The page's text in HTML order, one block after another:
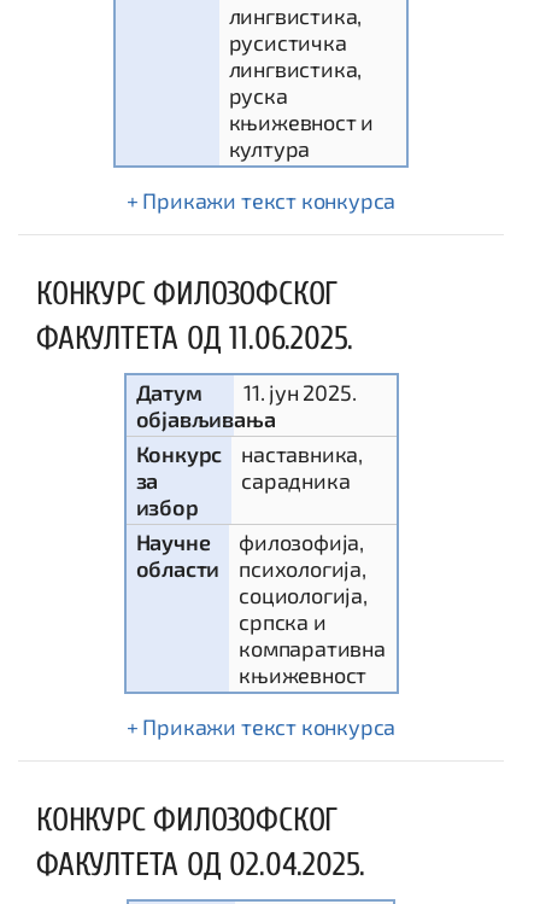
лингвистика,
русистичка
лингвистика,
руска
књижевност и
култура
текст конкурса
КОНКУРС ФИЛОЗОФСКОГ
ФАКУЛТЕТА ОД 11.06.2025.
Датум
објављивања
11. јун 2025.
Конкурс
за
избор
наставника,
сарадника
Научне
области
филозофија,
психологија,
социологија,
српска и
компаративна
књижевност
текст конкурса
КОНКУРС ФИЛОЗОФСКОГ
ФАКУЛТЕТА ОД 02.04.2025.